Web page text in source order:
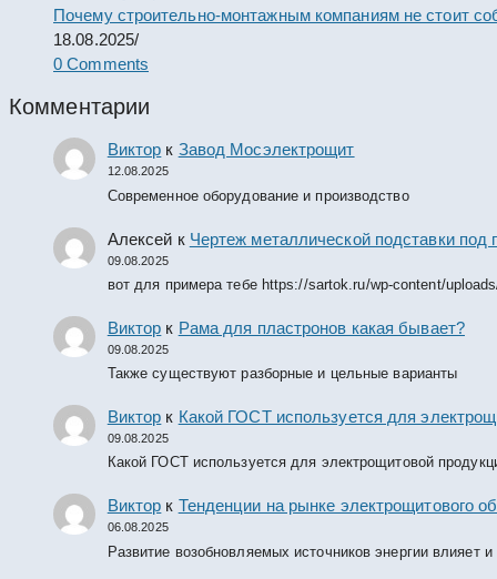
Почему строительно-монтажным компаниям не стоит
18.08.2025/
0 Comments
Комментарии
Виктор к Завод Мосэлектрощит
12.08.2025
Современное оборудование и производство
Алексей к Чертеж металлической подставки
09.08.2025
вот для примера тебе https://sartok.ru/wp-content/
Виктор к Рама для пластронов какая бывает?
09.08.2025
Также существуют разборные и цельные варианты
Виктор к Какой ГОСТ используется для
09.08.2025
Какой ГОСТ используется для электрощитовой
Виктор к Тенденции на рынке электрощитового
06.08.2025
Развитие возобновляемых источников энергии влияет